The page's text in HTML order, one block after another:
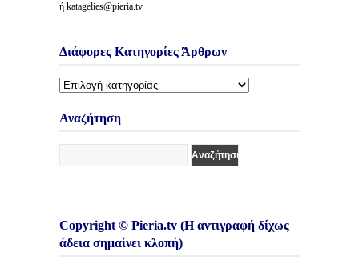
ή katagelies@pieria.tv
Διάφορες Κατηγορίες Άρθρων
Διάφορες
Άρθρων
Αναζήτηση
Copyright © Pieria.tv (Η αντιγραφή δίχως
άδεια σημαίνει κλοπή)